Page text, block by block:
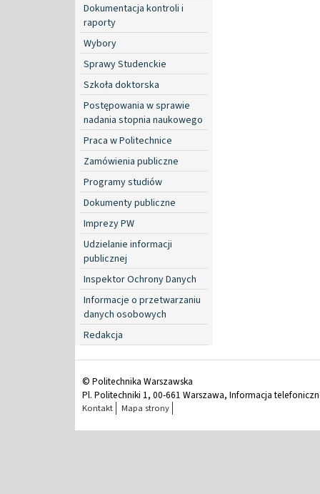
Dokumentacja kontroli i
raporty
Wybory
Sprawy Studenckie
Szkoła doktorska
Postępowania w sprawie
nadania stopnia naukowego
Praca w Politechnice
Zamówienia publiczne
Programy studiów
Dokumenty publiczne
Imprezy PW
Udzielanie informacji
publicznej
Inspektor Ochrony Danych
Informacje o przetwarzaniu
danych osobowych
Redakcja
© Politechnika Warszawska
Pl. Politechniki 1, 00-661 Warszawa, Informacja
Kontakt Mapa strony